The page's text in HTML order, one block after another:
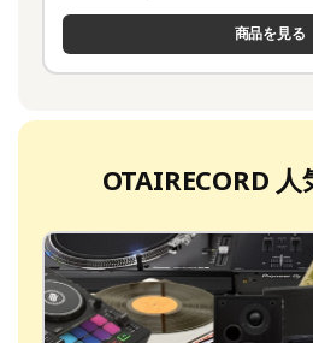
商品を見る
OTAIRECORD